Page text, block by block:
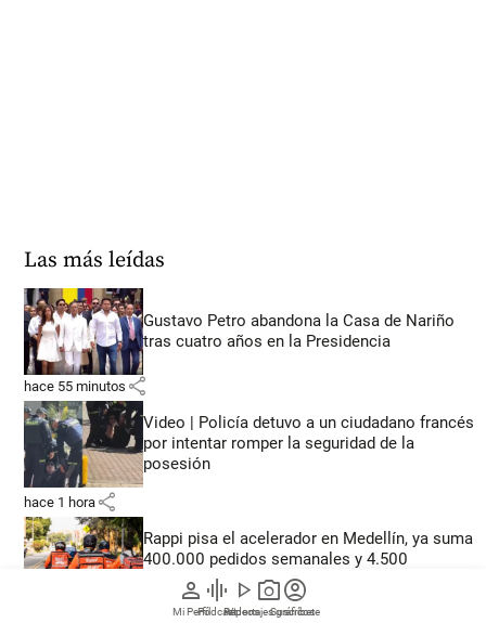
person
Mi Perfil
graphic_eq
Pódcast
play_arrow
Videos
photo_camera
Reportajes gráficos
account_circle
Suscríbete
Las más leídas
Gustavo Petro abandona la Casa de Nariño
tras cuatro años en la Presidencia
hace 55 minutos share
Video | Policía detuvo a un ciudadano francés
por intentar romper la seguridad de la
posesión
hace 1 hora share
Rappi pisa el acelerador en Medellín, ya suma
400.000 pedidos semanales y 4.500
negocios